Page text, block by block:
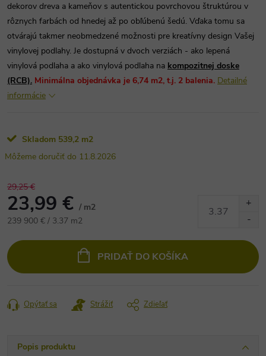
dekorov dreva a kameňov s autentickou povrchovou štruktúrou v
rôznych farbách od hnedej až po obľúbenú šedú. Vďaka tomu sa
otvárajú takmer neobmedzené možnosti pre kreatívny design Vašej
vinylovej podlahy. Je dostupná v dvoch verziách - ako lepená
vinylová podlaha a ako vinylová podlaha na kompozitnej doske
(RCB). Minimálna objednávka je 6,74 m2, t.j. 2 balenia. Detailné
informácie
Skladom 539,2 m2
11.8.2026
29,25 €
23,99 € / m2
Jednotková
239 900 € / 3.37 m2
PRIDAŤ DO KOŠÍKA
Opýtať sa Strážiť Zdieľať
Popis produktu